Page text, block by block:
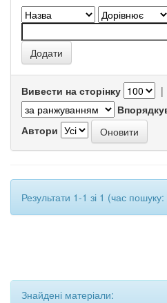
Вивести на сторінку |
Автори
Результати 1-1 зі 1 (час
Знайдені матеріали: